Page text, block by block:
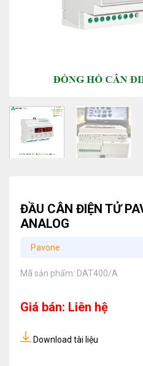
ĐẦU CÂN ĐIỆN TỬ
ANALOG
Pavone
Mã sản phẩm: DAT400/A
Giá bán: Liên hệ
Download tài liệu